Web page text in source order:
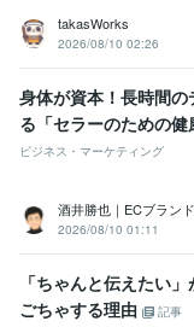
takasWorks
2026/08/10 02:26
身体が資本！長時間
る「セラーのための健
ビジネス・マーケティング
酒井勝也｜ECブラン
2026/08/10 01:11
「ちゃんと伝えたい
ごちゃする理由
記事